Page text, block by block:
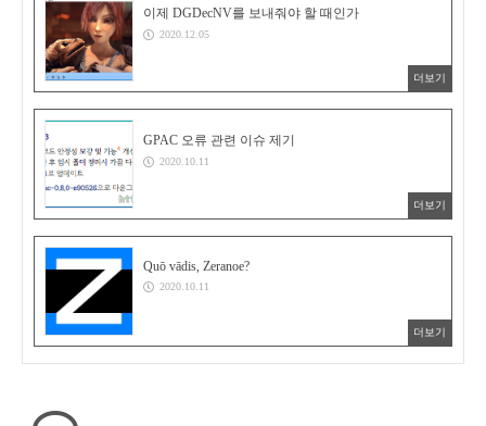
이제 DGDecNV를 보내줘야 할 때인가
2020.12.05
더보기
GPAC 오류 관련 이슈 제기
2020.10.11
더보기
Quō vādis, Zeranoe?
2020.10.11
더보기